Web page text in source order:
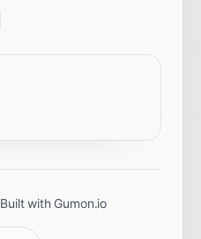
Built with Gumon.io